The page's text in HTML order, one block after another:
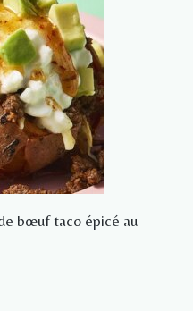
bœuf taco épicé au